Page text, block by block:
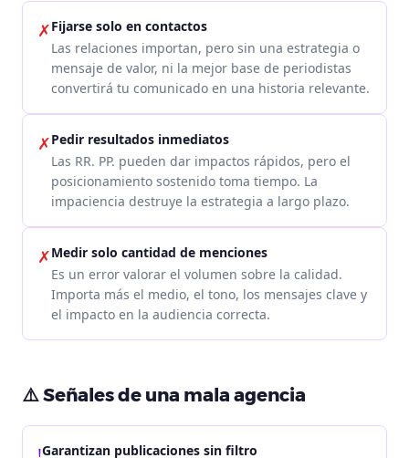
✗Fijarse solo en contactos
Las relaciones importan, pero sin una estrategia o
mensaje de valor, ni la mejor base de periodistas
convertirá tu comunicado en una historia relevante.
✗Pedir resultados inmediatos
Las RR. PP. pueden dar impactos rápidos, pero el
posicionamiento sostenido toma tiempo. La
impaciencia destruye la estrategia a largo plazo.
✗Medir solo cantidad de menciones
Es un error valorar el volumen sobre la calidad.
Importa más el medio, el tono, los mensajes clave y
el impacto en la audiencia correcta.
⚠️ Señales de una mala agencia
Garantizan publicaciones sin filtro